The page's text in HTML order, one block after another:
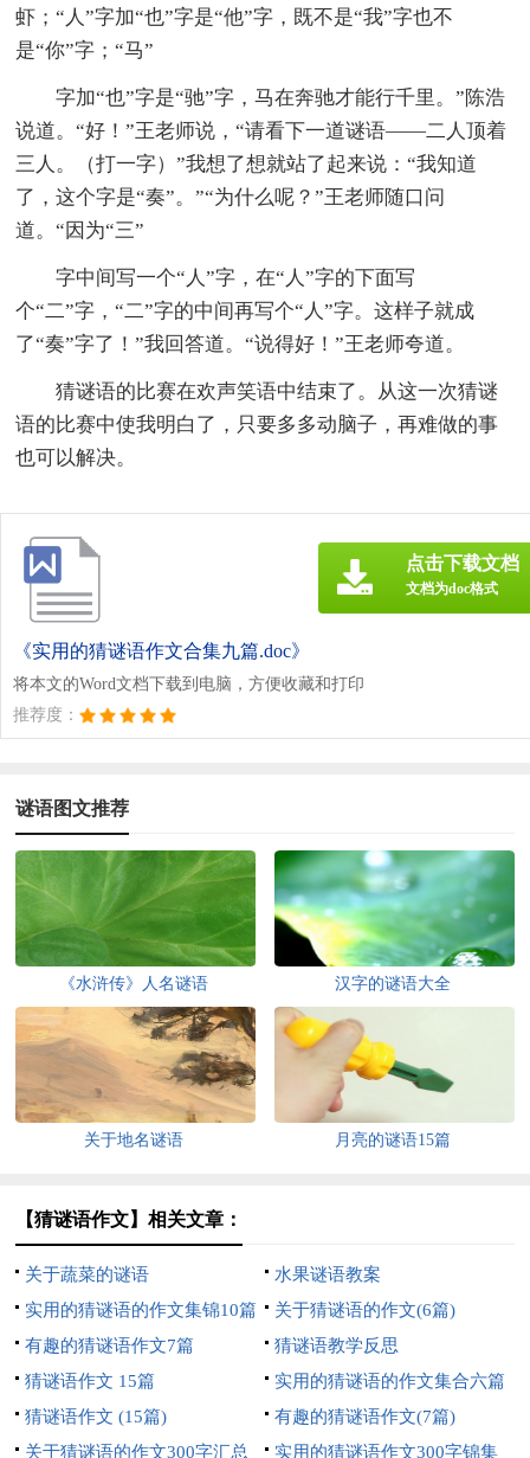
虾；“人”字加“也”字是“他”字，既不是“我”字也不
是“你”字；“马”
字加“也”字是“驰”字，马在奔驰才能行千里。”陈浩
说道。“好！”王老师说，“请看下一道谜语——二人顶着
三人。（打一字）”我想了想就站了起来说：“我知道
了，这个字是“奏”。”“为什么呢？”王老师随口问
道。“因为“三”
字中间写一个“人”字，在“人”字的下面写
个“二”字，“二”字的中间再写个“人”字。这样子就成
了“奏”字了！”我回答道。“说得好！”王老师夸道。
猜谜语的比赛在欢声笑语中结束了。从这一次猜谜
语的比赛中使我明白了，只要多多动脑子，再难做的事
也可以解决。
《实用的猜谜语作文合集九篇.doc》
将本文的Word文档下载到电脑，方便收藏和打印
推荐度：
点击下载文档
文档为doc格式
谜语图文推荐
《水浒传》人名谜语 汉字的谜语大全
关于地名谜语 月亮的谜语15篇
【猜谜语作文】相关文章：
关于蔬菜的谜语
水果谜语教案
实用的猜谜语的作文集锦10篇
关于猜谜语的作文(6篇)
有趣的猜谜语作文7篇
猜谜语教学反思
猜谜语作文 15篇
实用的猜谜语的作文集合六篇
猜谜语作文 (15篇)
有趣的猜谜语作文(7篇)
关于猜谜语的作文300字汇总
实用的猜谜语作文300字锦集